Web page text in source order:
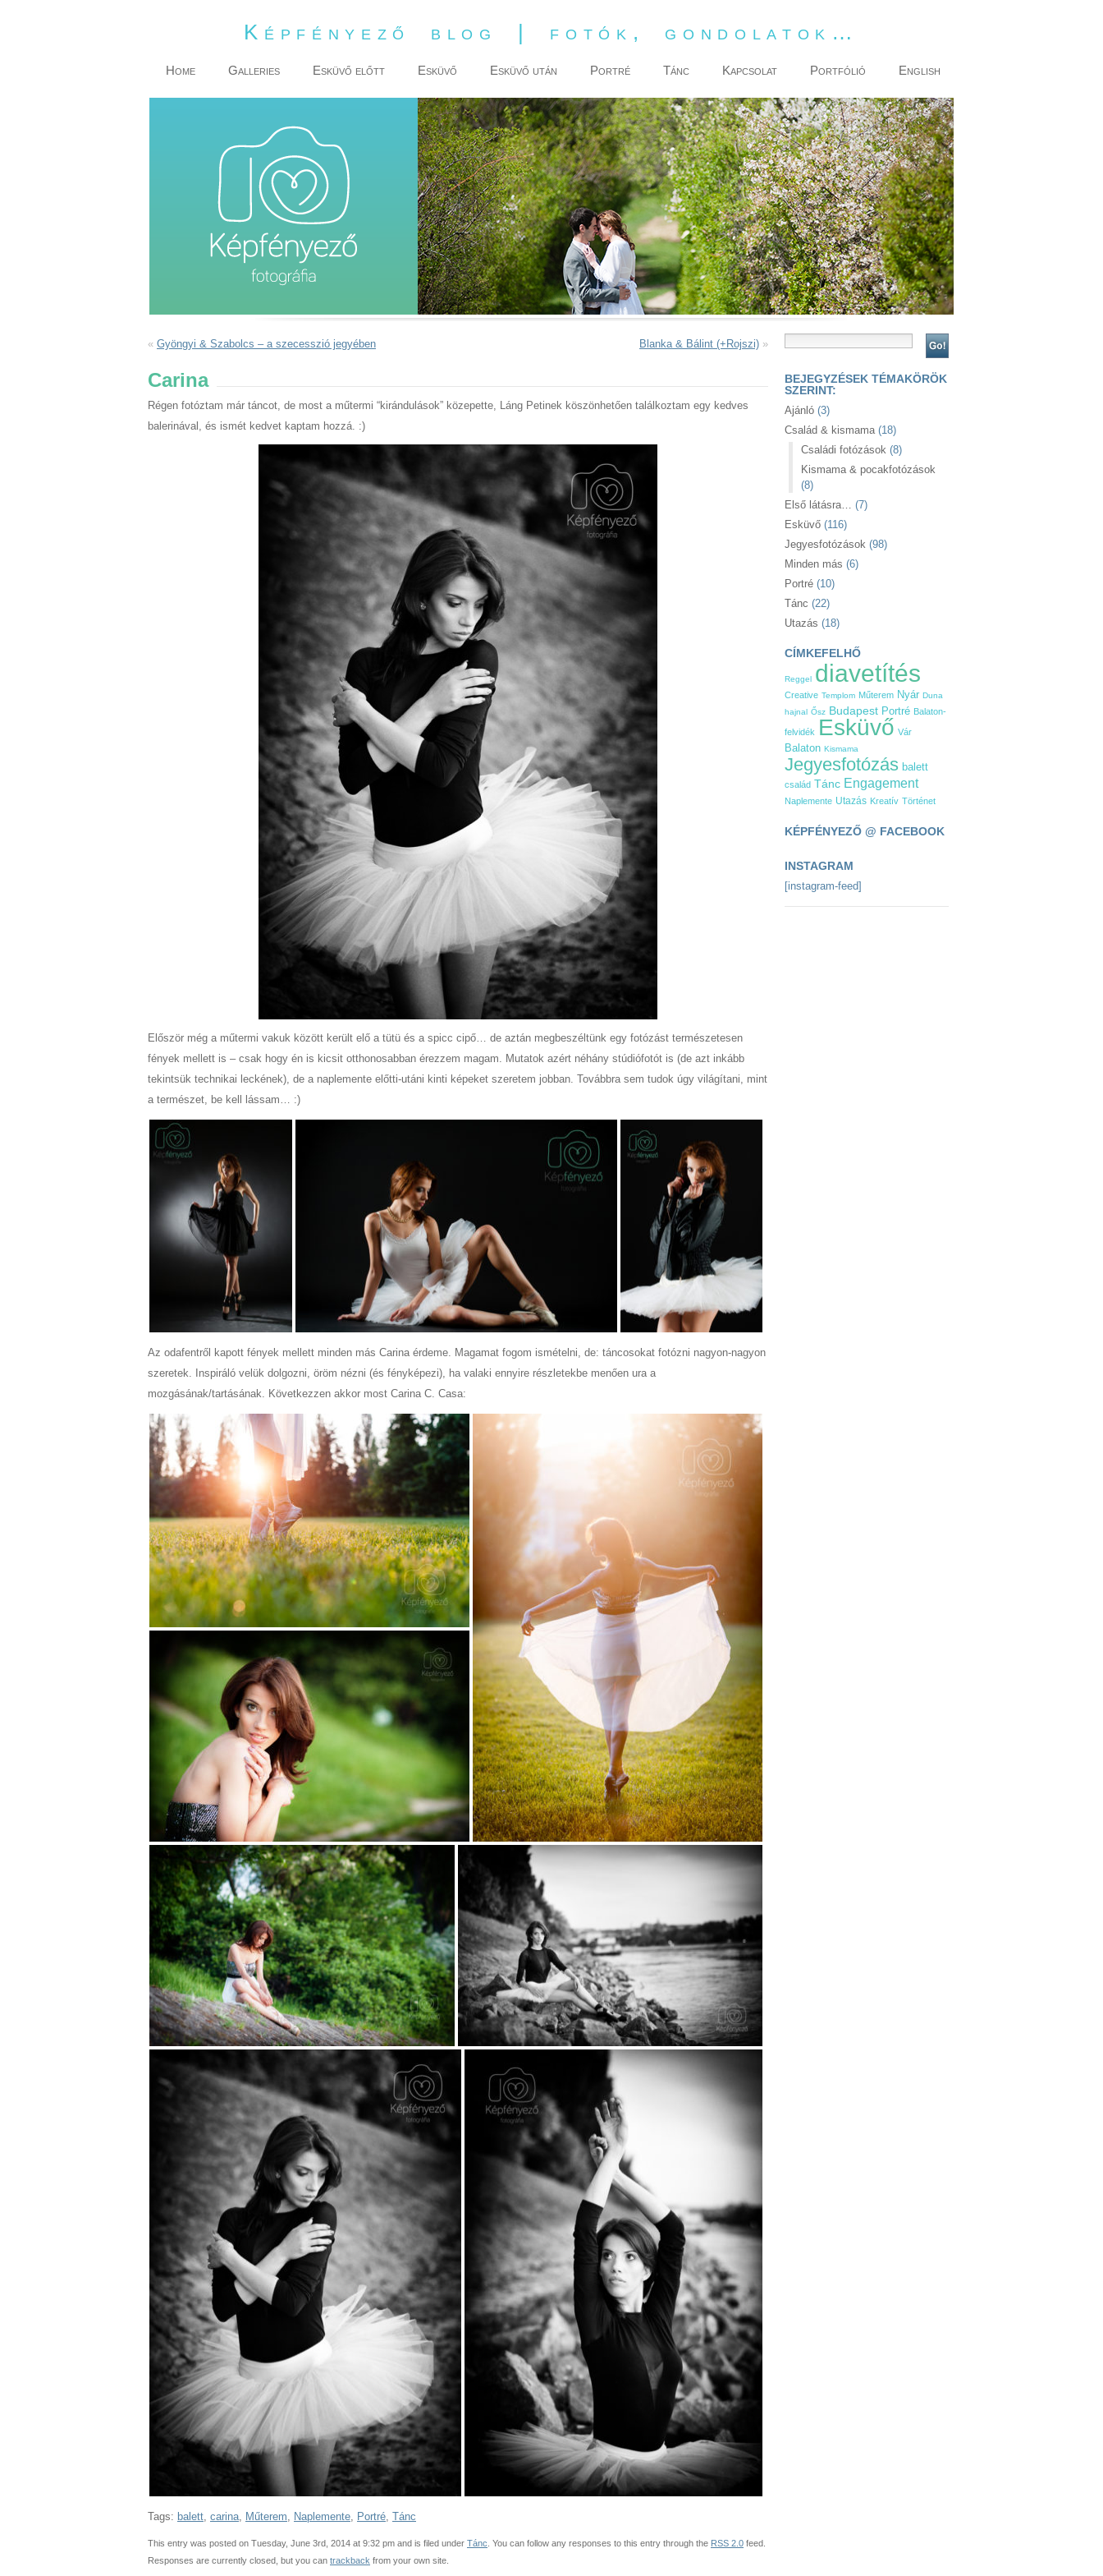
Képfényező blog | fotók, gondolatok…
Home Galleries Esküvő előtt Esküvő Esküvő után Portré Tánc Kapcsolat Portfólió English
« Gyöngyi & Szabolcs – a szecesszió jegyében Blanka & Bálint (+Rojszi) »
Carina
Régen fotóztam már táncot, de most a műtermi “kirándulások” közepette, Láng Petinek köszönhetően találkoztam egy kedves
balerinával, és ismét kedvet kaptam hozzá. :)
Először még a műtermi vakuk között került elő a tütü és a spicc cipő… de aztán megbeszéltünk egy fotózást természetesen
fények mellett is – csak hogy én is kicsit otthonosabban érezzem magam. Mutatok azért néhány stúdiófotót is (de azt inkább
tekintsük technikai leckének), de a naplemente előtti-utáni kinti képeket szeretem jobban. Továbbra sem tudok úgy világítani, mint
a természet, be kell lássam… :)
Az odafentről kapott fények mellett minden más Carina érdeme. Magamat fogom ismételni, de: táncosokat fotózni nagyon-nagyon
szeretek. Inspiráló velük dolgozni, öröm nézni (és fényképezi), ha valaki ennyire részletekbe menően ura a
mozgásának/tartásának. Következzen akkor most Carina C. Casa:
Tags: balett, carina, Műterem, Naplemente, Portré, Tánc
This entry was posted on Tuesday, June 3rd, 2014 at 9:32 pm and is filed under Tánc . You can follow any responses to this entry through the RSS 2.0 feed.
Responses are currently closed, but you can trackback from your own site.
BEJEGYZÉSEK TÉMAKÖRÖK
SZERINT:
Ajánló (3)
Család & kismama(18)
Családi fotózások (8)
Kismama & pocakfotózások
(8)
Első látásra… (7)
Esküvő (116)
Jegyesfotózások (98)
Minden más (6)
Portré (10)
Tánc (22)
Utazás (18)
CÍMKEFELHŐ
Reggel diavetítés
Creative Templom Műterem Nyár Duna
hajnal Ősz Budapest Portré Balaton-
felvidék Esküvő Vár
Balaton Kismama
Jegyesfotózás balett
család Tánc Engagement
Naplemente Utazás Kreatív Történet
KÉPFÉNYEZŐ @ FACEBOOK
INSTAGRAM
[instagram-feed]